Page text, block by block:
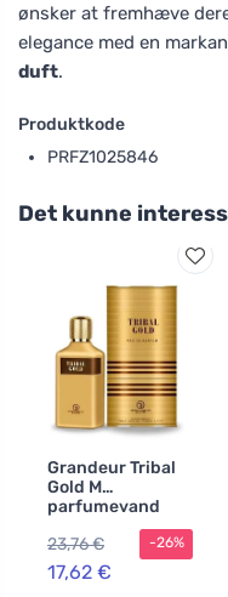
ønsker at fremhæve
elegance med en
duft.
Produktkode
PRFZ1025846
Det kunne
Grandeur Tribal
Gold M
parfumevand
23,76 €
17,62 €
-26%